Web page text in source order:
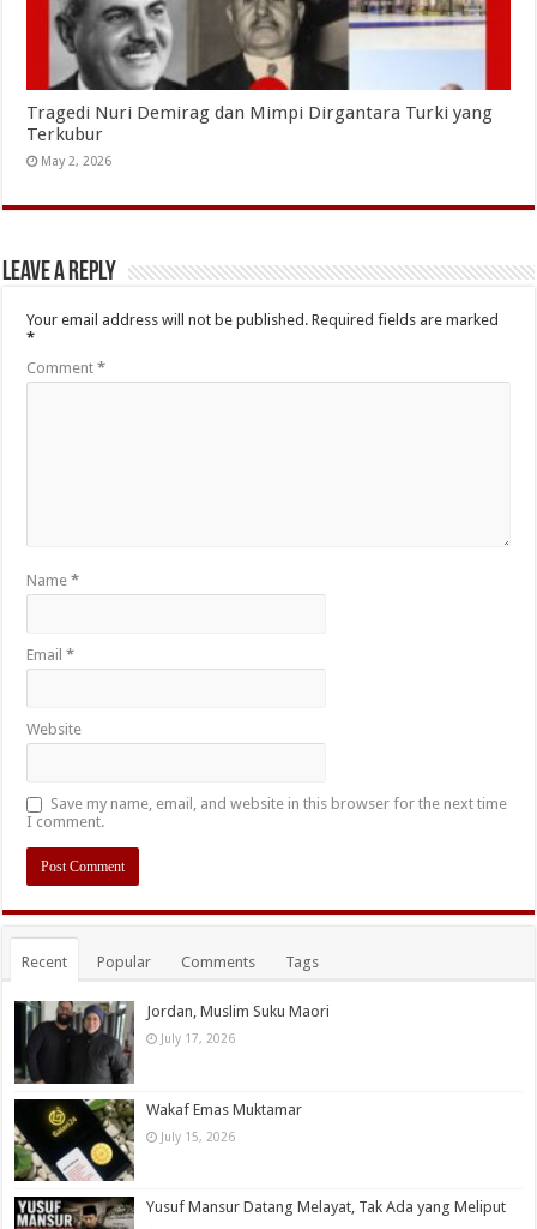
Tragedi Nuri Demirag dan Mimpi Dirgantara Turki yang
Terkubur
May 2, 2026
Leave a Reply
Your email address will not be published. Required fields are marked
*
Comment*
Name*
Email*
Website
Save my name, email, and website in this browser for the next time
I comment.
Recent Popular Comments Tags
Jordan, Muslim Suku Maori
July 17, 2026
Wakaf Emas Muktamar
July 15, 2026
Yusuf Mansur Datang Melayat, Tak Ada yang Meliput